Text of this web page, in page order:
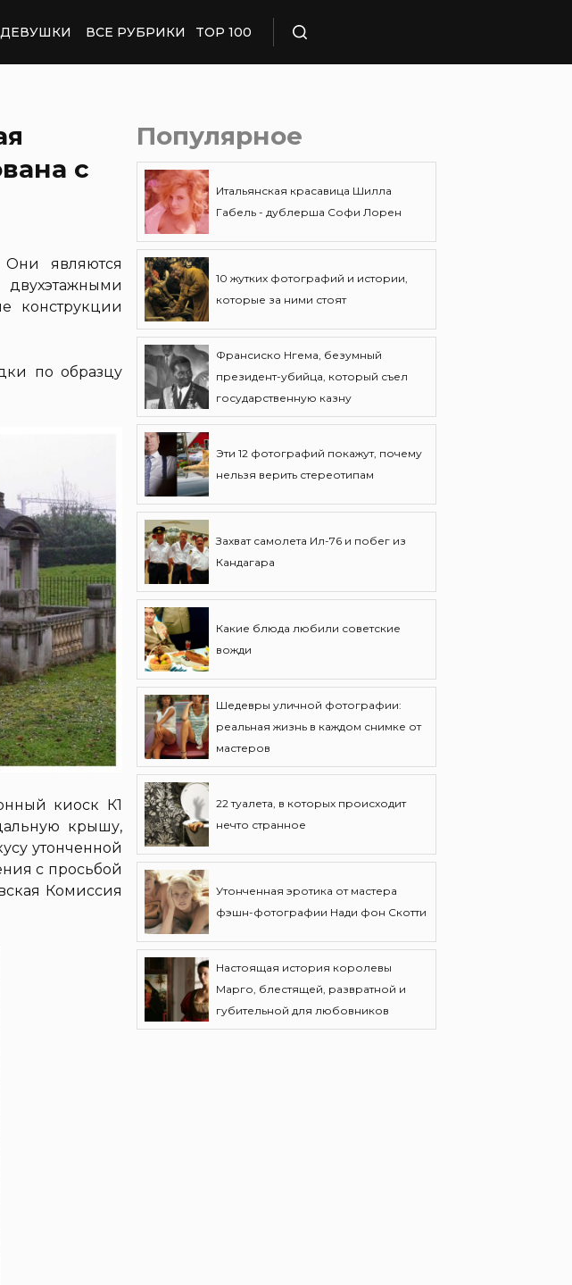
ДЕВУШКИ ВСЕ РУБРИКИ TOP 100
с
являются
конструкции
по образцу
киоск К1
крышу,
утонченной
с просьбой
Комиссия
Популярное
Итальянская красавица Шилла
Габель - дублерша Софи Лорен
10 жутких фотографий и истории,
которые за ними стоят
Франсиско Нгема, безумный
президент-убийца, который съел
государственную казну
Эти 12 фотографий покажут, почему
нельзя верить стереотипам
Захват самолета Ил-76 и побег из
Кандагара
Какие блюда любили советские
вожди
Шедевры уличной фотографии:
реальная жизнь в каждом снимке от
мастеров
22 туалета, в которых происходит
нечто странное
Утонченная эротика от мастера
фэшн-фотографии Нади фон Скотти
Настоящая история королевы
Марго, блестящей, развратной и
губительной для любовников